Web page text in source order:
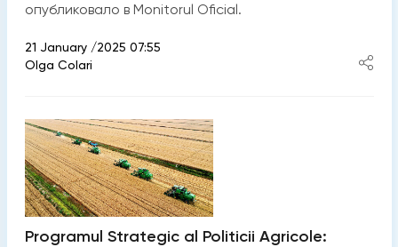
опубликовало в Monitorul Oficial.
21 January /2025 07:55
Olga Colari
Programul Strategic al Politicii Agricole: